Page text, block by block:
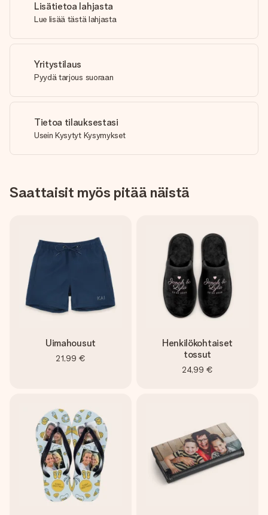
Lisätietoa lahjasta
Lue lisää tästä lahjasta
Yritystilaus
Pyydä tarjous suoraan
Tietoa tilauksestasi
Usein Kysytyt Kysymykset
Saattaisit myös pitää näistä
Uimahousut
21,99 €
Henkilökohtaiset
tossut
24,99 €